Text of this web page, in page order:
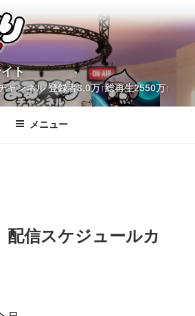
式サイト
ンネル 登録者3.0万↑総再生2550万↑
メニュー
配信スケジュールカ